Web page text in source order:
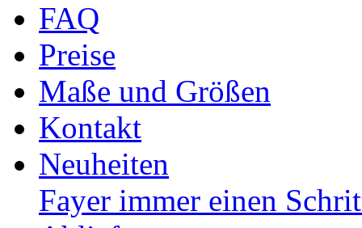
FAQ
Preise
Maße und Größen
Kontakt
Neuheiten
Fayer immer einen